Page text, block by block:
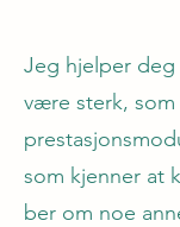
Jeg hjelper deg
være sterk,
som kjenner at
ber om noe